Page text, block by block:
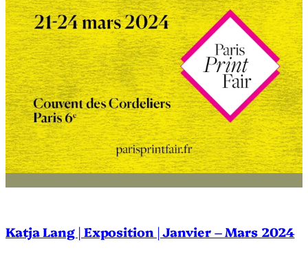
Katja Lang | Exposition | Janvier – Mars 2024